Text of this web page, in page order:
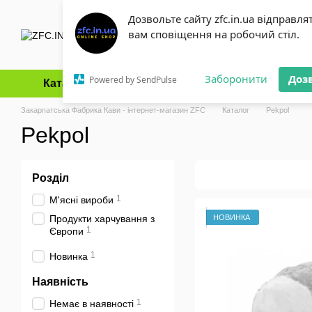
Дозвольте сайту zfc.in.ua
вам сповіщення на робочий стіл.
Powered by SendPulse Заборонити
Перейти до основного контенту
Каталог Оплата і доставка Обмін та повернення
Закарпатська Фабрика Кави - інтернет-магазин ZFC Каталог Pekpol
Pekpol
НОВИНКА
Розділ
М'ясні вироби 1
Продукти харчування з
Європи 1
Новинка 1
Наявність
Немає в наявності 1